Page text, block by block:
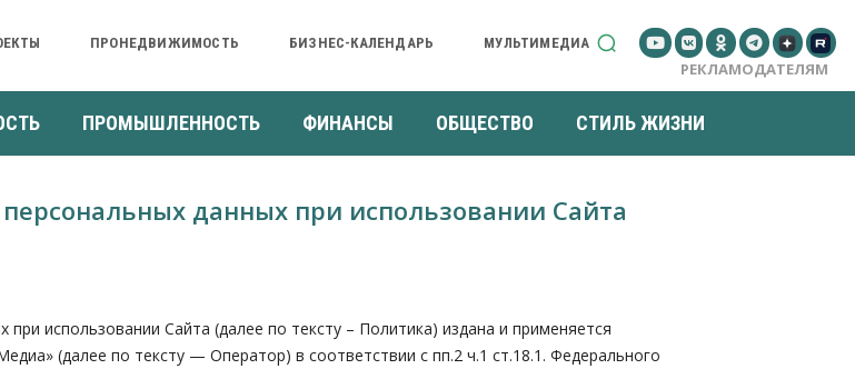
ПРОНЕДВИЖИМОСТЬ БИЗНЕС-КАЛЕНДАРЬ МУЛЬТИМЕДИА
РЕКЛАМОДАТЕЛЯМ
ПРОМЫШЛЕННОСТЬ ФИНАНСЫ ОБЩЕСТВО СТИЛЬ ЖИЗНИ
данных при использовании Сайта
использовании Сайта (далее по тексту – Политика) издана и применяется
(далее по тексту — Оператор) в соответствии с пп.2 ч.1 ст.18.1. Федерального